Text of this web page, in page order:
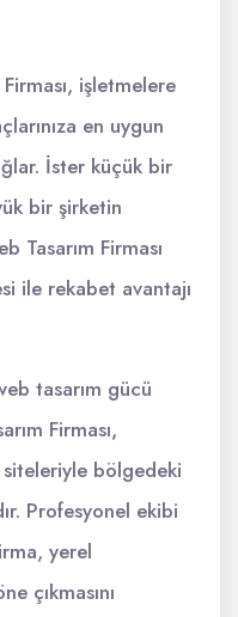
işletmelere
en uygun
İster küçük bir
bir şirketin
Tasarım Firması
ile rekabet avantajı
tasarım gücü
Firması,
bölgedeki
Profesyonel ekibi
yerel
çıkmasını